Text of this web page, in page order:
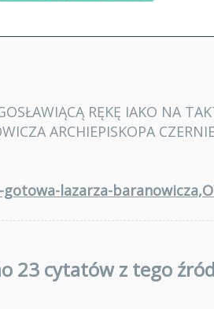
RĘKĘ IAKO NA
ARCHIEPISKOPA
lazarza-
23 cytatów z tego